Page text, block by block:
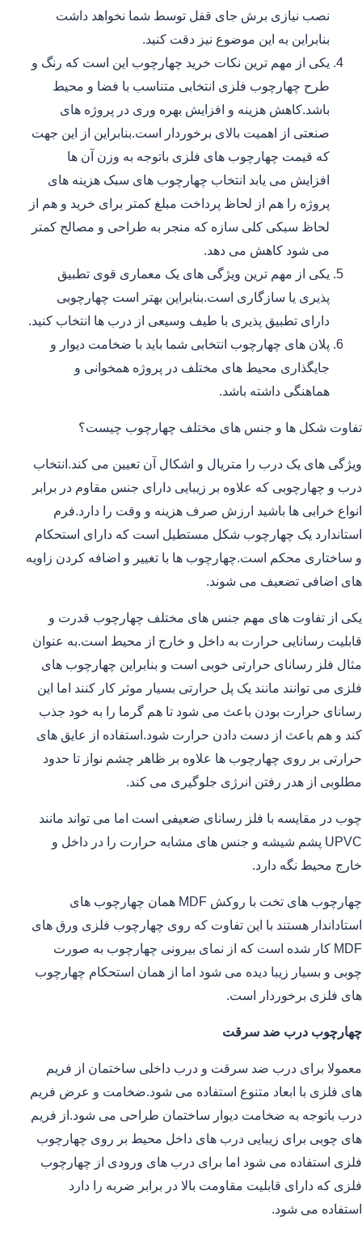
نصب نیازی برش جای قفل توسط شما نخواهد داشت
بنابراین به این موضوع نیز دقت کنید.
یکی از مهم ترین نکات خرید چهارچوب این است که رنگ و
طرح چهارچوب فلزی انتخابی متناسب با فضا و محیط
باشد.کاهش هزینه و افزایش بهره وری در پروژه های
صنعتی از اهمیت بالای برخوردار است.بنابراین از این جهت
که قیمت چهارچوب های فلزی باتوجه به وزن آن ها
افزایش می یابد انتخاب چهارچوب های سبک هزینه های
پروژه را هم از لحاظ پرداخت مبلغ کمتر برای خرید و هم از
لحاظ سبکی کلی سازه که منجر به طراحی و مصالح کمتر
می شود کاهش می دهد.
یکی از مهم ترین ویژگی های یک معماری قوی تطبیق
پذیری یا سازگاری است.بنابراین بهتر است چهارچوبی
دارای تطبیق پذیری با طیف وسیعی از درب ها انتخاب کنید.
پلان های چهارچوب انتخابی شما باید با ضخامت دیوار و
جایگذاری محیط های مختلف در پروژه همخوانی و
هماهنگی داشته باشد.
تفاوت شکل ها و جنس های مختلف چهارچوب چیست؟
ویژگی های یک درب را متریال و اشکال آن تعیین می کند.انتخاب
درب و چهارچوبی که علاوه بر زیبایی دارای جنس مقاوم در برابر
انواع خرابی ها باشید ارزش صرف هزینه و وقت را دارد.فرم
استاندارد یک چهارچوب شکل مستطیل است که دارای استحکام
و ساختاری محکم است.چهارچوب ها با تغییر و اضافه کردن زاویه
های اضافی تضعیف می شوند.
یکی از تفاوت های مهم جنس های مختلف چهارچوب قدرت و
قابلیت رسانایی حرارت به داخل و خارج از محیط است.به عنوان
مثال فلز رسانای حرارتی خوبی است و بنابراین چهارچوب های
فلزی می توانند مانند یک پل حرارتی بسیار موثر کار کنند اما این
رسانای حرارت بودن باعث می شود تا هم گرما را به خود جذب
کند و هم باعث از دست دادن حرارت شود.استفاده از عایق های
حرارتی بر روی چهارچوب ها علاوه بر ظاهر چشم نواز تا حدود
مطلوبی از هدر رفتن انرژی جلوگیری می کند.
چوب در مقایسه با فلز رسانای ضعیفی است اما می تواند مانند
UPVC پشم شیشه و جنس های مشابه حرارت را در داخل و
خارج محیط نگه دارد.
چهارچوب های تخت با روکش MDF همان چهارچوب های
استاداندار هستند با این تفاوت که روی چهارچوب فلزی ورق های
MDF کار شده است که از نمای بیرونی چهارچوب به صورت
چوبی و بسیار زیبا دیده می شود اما از همان استحکام چهارچوب
های فلزی برخوردار است.
چهارچوب درب ضد سرقت
معمولا برای درب ضد سرقت و درب داخلی ساختمان از فریم
های فلزی با ابعاد متنوع استفاده می شود.ضخامت و عرض فریم
درب باتوجه به ضخامت دیوار ساختمان طراحی می شود.از فریم
های چوبی برای زیبایی درب های داخل محیط بر روی چهارچوب
فلزی استفاده می شود اما برای درب های ورودی از چهارچوب
فلزی که دارای قابلیت مقاومت بالا در برابر ضربه را دارد
استفاده می شود.